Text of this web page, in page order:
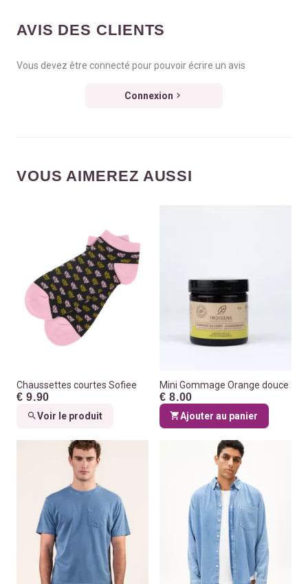
AVIS DES CLIENTS
Vous devez être connecté pour pouvoir écrire un avis
Connexion
VOUS AIMEREZ AUSSI
Chaussettes courtes Sofiee
€ 9.90
Voir le produit
Mini Gommage Orange douce
€ 8.00
Ajouter au panier